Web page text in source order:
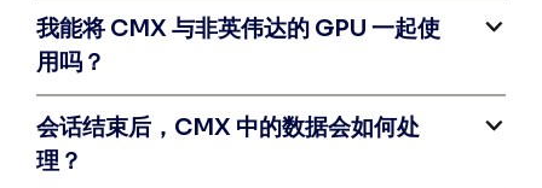
我能将 CMX 与非英伟达的 GPU 一起使
用吗？
会话结束后，CMX 中的数据会如何处
理？